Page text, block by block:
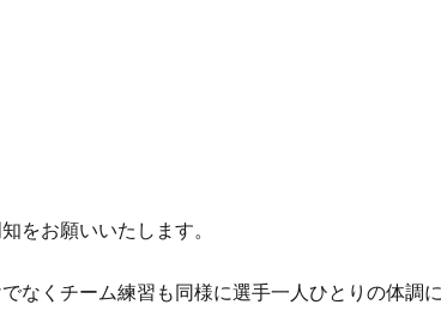
をお願いいたします。
なくチーム練習も同様に選手一人ひとりの体調